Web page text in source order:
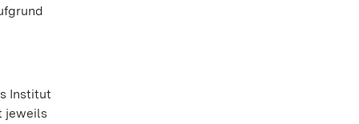
Institut
jeweils